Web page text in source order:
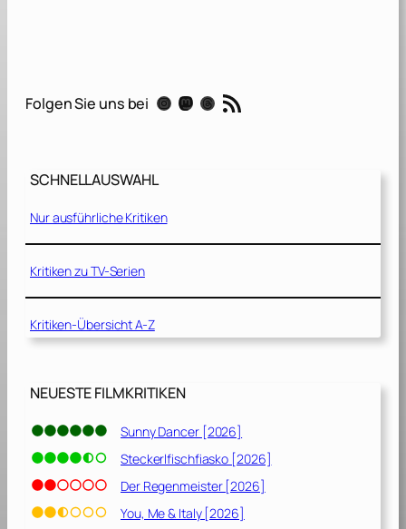
i
t
ü
g
t
n
n
c
t
2
0
0
Folgen Sie uns bei Instagram Mastodon Threads RSS-Feed
SCHNELLAUSWAHL
Nur ausführliche Kritiken
Kritiken zu TV-Serien
Kritiken-Übersicht A-Z
NEUESTE FILMKRITIKEN
Sunny Dancer [2026]
Steckerlfischfiasko [2026]
Der Regenmeister [2026]
You, Me & Italy [2026]